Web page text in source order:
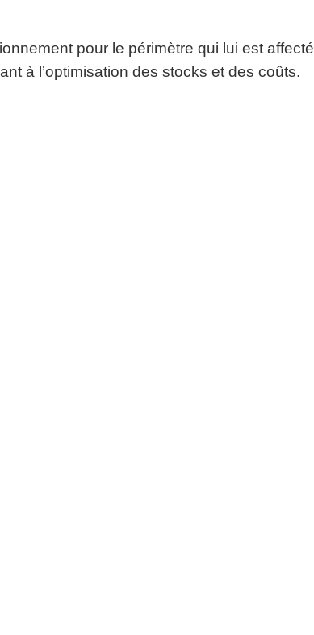
pour le périmètre qui lui est affecté
à l’optimisation des stocks et des coûts.